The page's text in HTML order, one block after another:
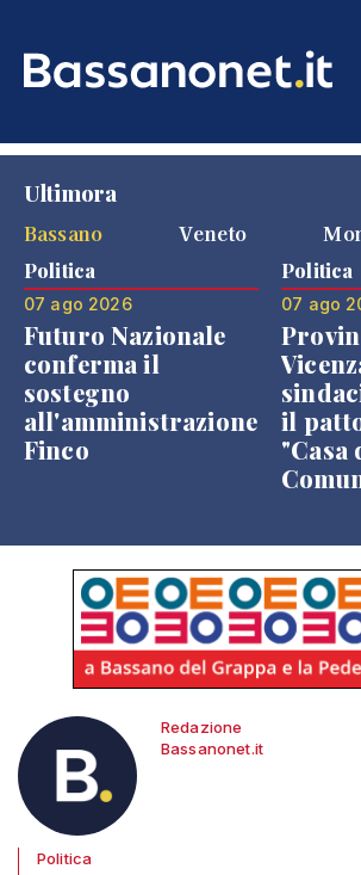
Ultimora
Bassano
Veneto
Politica
07 ago 2026
Futuro Nazionale
conferma il
sostegno
all'amministrazione
Finco
Politica
07 ago
il
"Casa
Redazione
Bassanonet.it
Politica